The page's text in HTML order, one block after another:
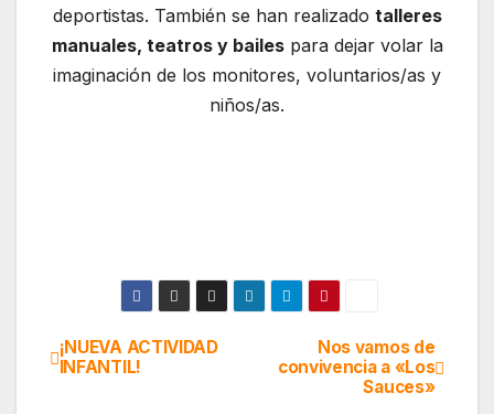
deportistas. También se han realizado talleres
manuales, teatros y bailespara dejar volar la
imaginación de los monitores, voluntarios/as y
niños/as.
Navegación
Nos vamos de
convivencia a «Los
Sauces»
¡NUEVA ACTIVIDAD
INFANTIL!